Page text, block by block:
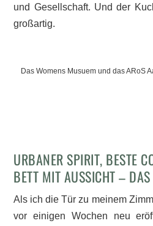
und Gesellschaft. Und der
großartig.
Das Womens Musuem und das ARoS
URBANER SPIRIT, BESTE
BETT MIT AUSSICHT –
Als ich die Tür zu meinem
vor einigen Wochen neu